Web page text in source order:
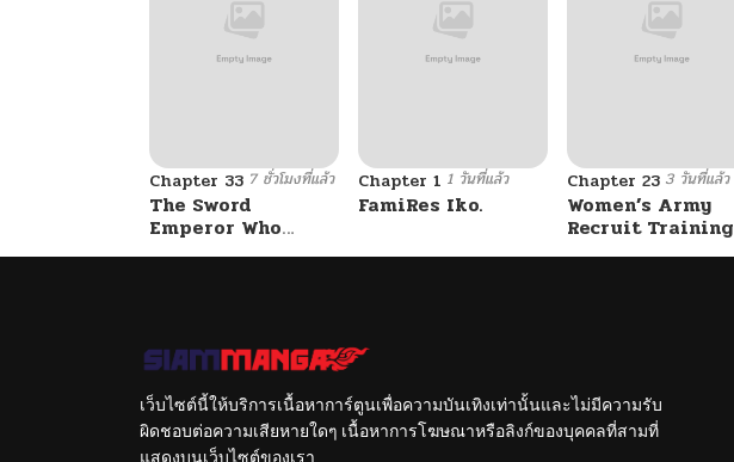
Chapter 33 7 ชั่วโมงที่แล้ว
The Sword
Emperor Who
Surpasses His
Chapter 1 1 วันที่แล้ว
FamiRes Iko.
Chapter 23 3 วันที่แล้ว
Women’s Army
Recruit Training
Center
เว็บไซต์นี้ให้บริการเนื้อหาการ์ตูนเพื่อความบันเทิงเท่านั้นและไม่มีความรับ
ผิดชอบต่อความเสียหายใดๆ เนื้อหาการโฆษณาหรือลิงก์ของบุคคลที่สามที่
แสดงบนเว็บไซต์ของเรา